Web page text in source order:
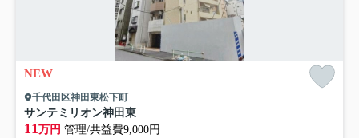
NEW
千代田区神田東松下町
サンテミリオン神田東
11万円 管理/共益費9,000円